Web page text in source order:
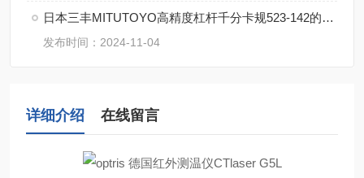
日本三丰MITUTOYO高精度杠杆千分卡规523-142的特点
发布时间：2024-11-04
详细介绍 在线留言